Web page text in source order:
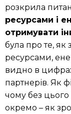
розкрила
ресурсами і
отримувати
була про те, як
ресурсами,
видно в цифрах
партнерів. Як
чому без цього
окремо – як